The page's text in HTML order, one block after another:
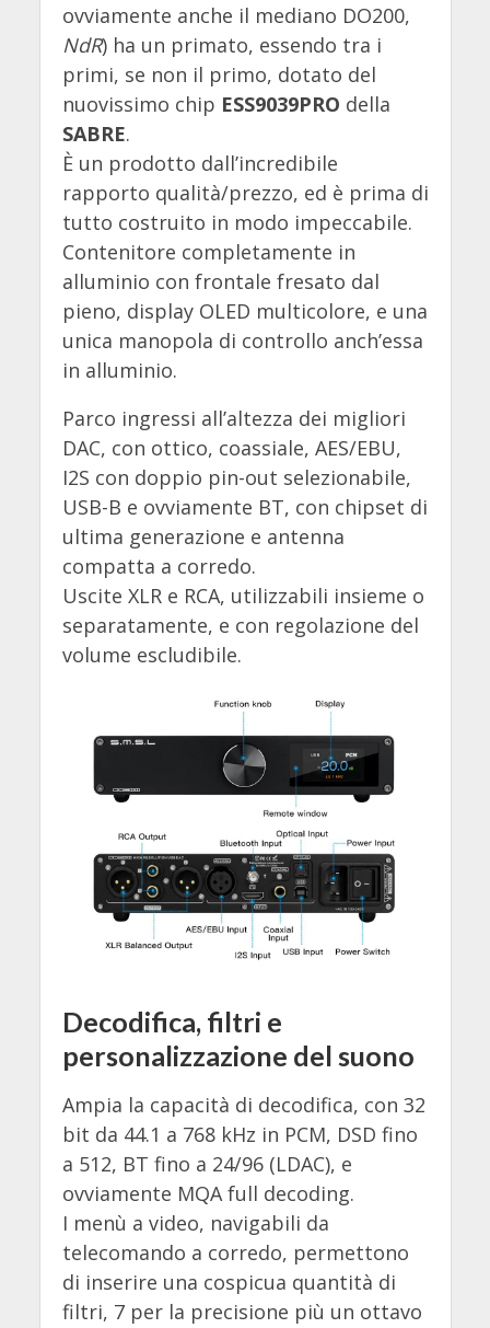
ovviamente anche il mediano DO200,
NdR) ha un primato, essendo tra i
primi, se non il primo, dotato del
nuovissimo chip ESS9039PRO della
SABRE.
È un prodotto dall’incredibile
rapporto qualità/prezzo, ed è prima di
tutto costruito in modo impeccabile.
Contenitore completamente in
alluminio con frontale fresato dal
pieno, display OLED multicolore, e una
unica manopola di controllo anch’essa
in alluminio.
Parco ingressi all’altezza dei migliori
DAC, con ottico, coassiale, AES/EBU,
I2S con doppio pin-out selezionabile,
USB-B e ovviamente BT, con chipset di
ultima generazione e antenna
compatta a corredo.
Uscite XLR e RCA, utilizzabili insieme o
separatamente, e con regolazione del
volume escludibile.
Decodifica, filtri e
personalizzazione del suono
Ampia la capacità di decodifica, con 32
bit da 44.1 a 768 kHz in PCM, DSD fino
a 512, BT fino a 24/96 (LDAC), e
ovviamente MQA full decoding.
I menù a video, navigabili da
telecomando a corredo, permettono
di inserire una cospicua quantità di
filtri, 7 per la precisione più un ottavo